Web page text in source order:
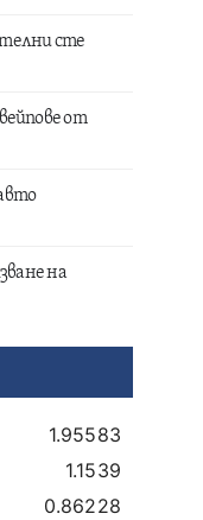
сте
от
на
1.95583
1.1539
0.86228